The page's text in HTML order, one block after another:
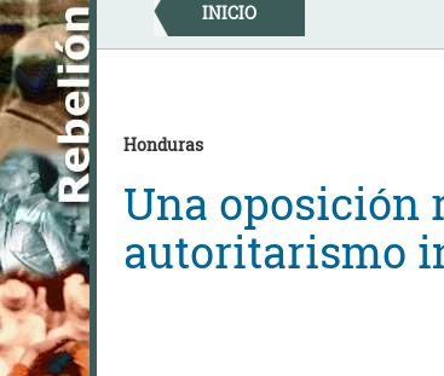
Skip
to
content
INICIO
Honduras
Una oposición
autoritarismo